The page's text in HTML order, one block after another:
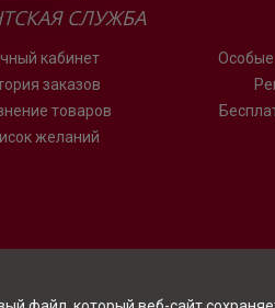
СЛУЖБА
кабинет
заказов
товаров
желаний